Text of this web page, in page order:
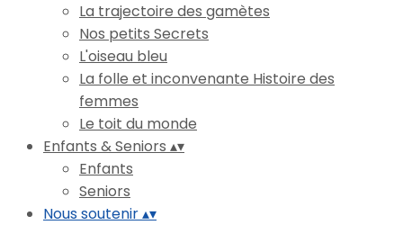
La trajectoire des gamètes
Nos petits Secrets
L'oiseau bleu
La folle et inconvenante Histoire des
femmes
Le toit du monde
Enfants & Seniors ▴▾
Enfants
Seniors
Nous soutenir▴▾